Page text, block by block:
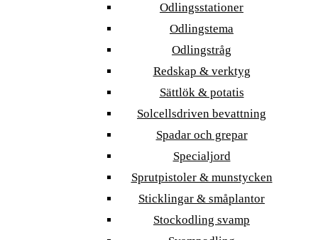
Odlingsstationer
Odlingstema
Odlingstråg
Redskap & verktyg
Sättlök & potatis
Solcellsdriven bevattning
Spadar och grepar
Specialjord
Sprutpistoler & munstycken
Sticklingar & småplantor
Stockodling svamp